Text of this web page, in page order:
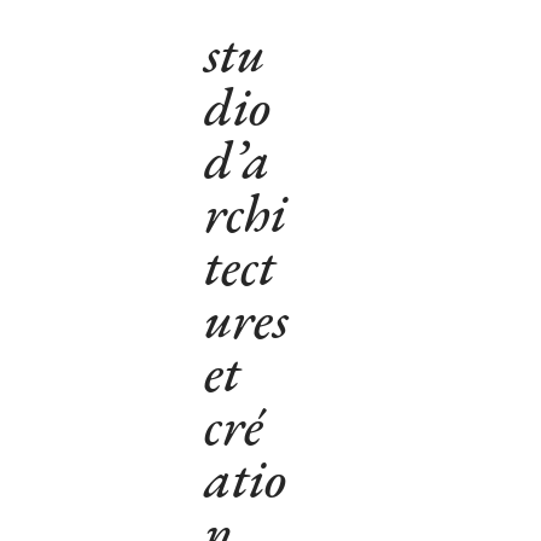
stu
dio
d’a
rchi
tect
ures
et
cré
atio
Bio
Index
Email
Contact